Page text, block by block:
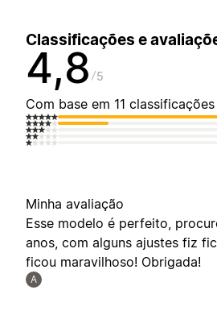
Classificações e
4,8 5
Com base em 11 classificações
Minha avaliação
Esse modelo é perfeito,
anos, com alguns ajustes fiz
ficou maravilhoso! Obrigada!
A